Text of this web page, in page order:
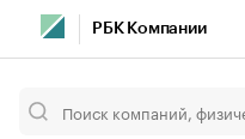
РБК Компании